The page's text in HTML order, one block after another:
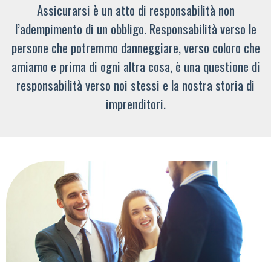
Assicurarsi è un atto di responsabilità non
l’adempimento di un obbligo. Responsabilità verso le
persone che potremmo danneggiare, verso coloro che
amiamo e prima di ogni altra cosa, è una questione di
responsabilità verso noi stessi e la nostra storia di
imprenditori.